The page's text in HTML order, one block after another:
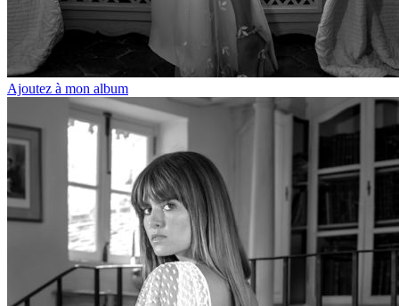
Ajoutez à mon album